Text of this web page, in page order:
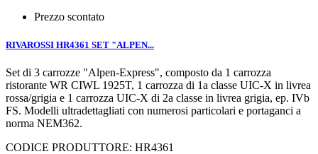
Prezzo scontato
RIVAROSSI HR4361 SET "ALPEN...
Set di 3 carrozze "Alpen-Express", composto da 1 carrozza
ristorante WR CIWL 1925T, 1 carrozza di 1a classe UIC-X in livrea
rossa/grigia e 1 carrozza UIC-X di 2a classe in livrea grigia, ep. IVb
FS. Modelli ultradettagliati con numerosi particolari e portaganci a
norma NEM362.
CODICE PRODUTTORE: HR4361